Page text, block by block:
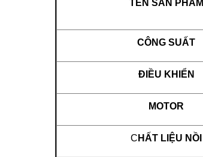
TÊN SẢN PHẨM
CÔNG SUẤT
ĐIỀU KHIỂN
MOTOR
C HẤT LIỆU NỒI